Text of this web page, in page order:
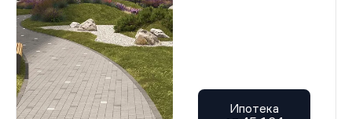
Ипотека